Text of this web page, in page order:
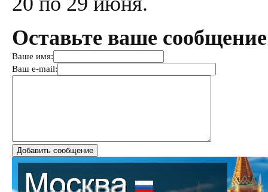
Оставьте ваше
Ваше имя:
Ваш e-mail: